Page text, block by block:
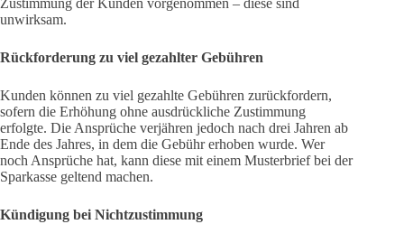
unwirksam.
Rückforderung zu viel gezahlter Gebühren
Kunden können zu viel gezahlte Gebühren zurückfordern,
sofern die Erhöhung ohne ausdrückliche Zustimmung
erfolgte. Die Ansprüche verjähren jedoch nach drei Jahren ab
Ende des Jahres, in dem die Gebühr erhoben wurde. Wer
noch Ansprüche hat, kann diese mit einem Musterbrief bei der
Sparkasse geltend machen.
Kündigung bei Nichtzustimmung